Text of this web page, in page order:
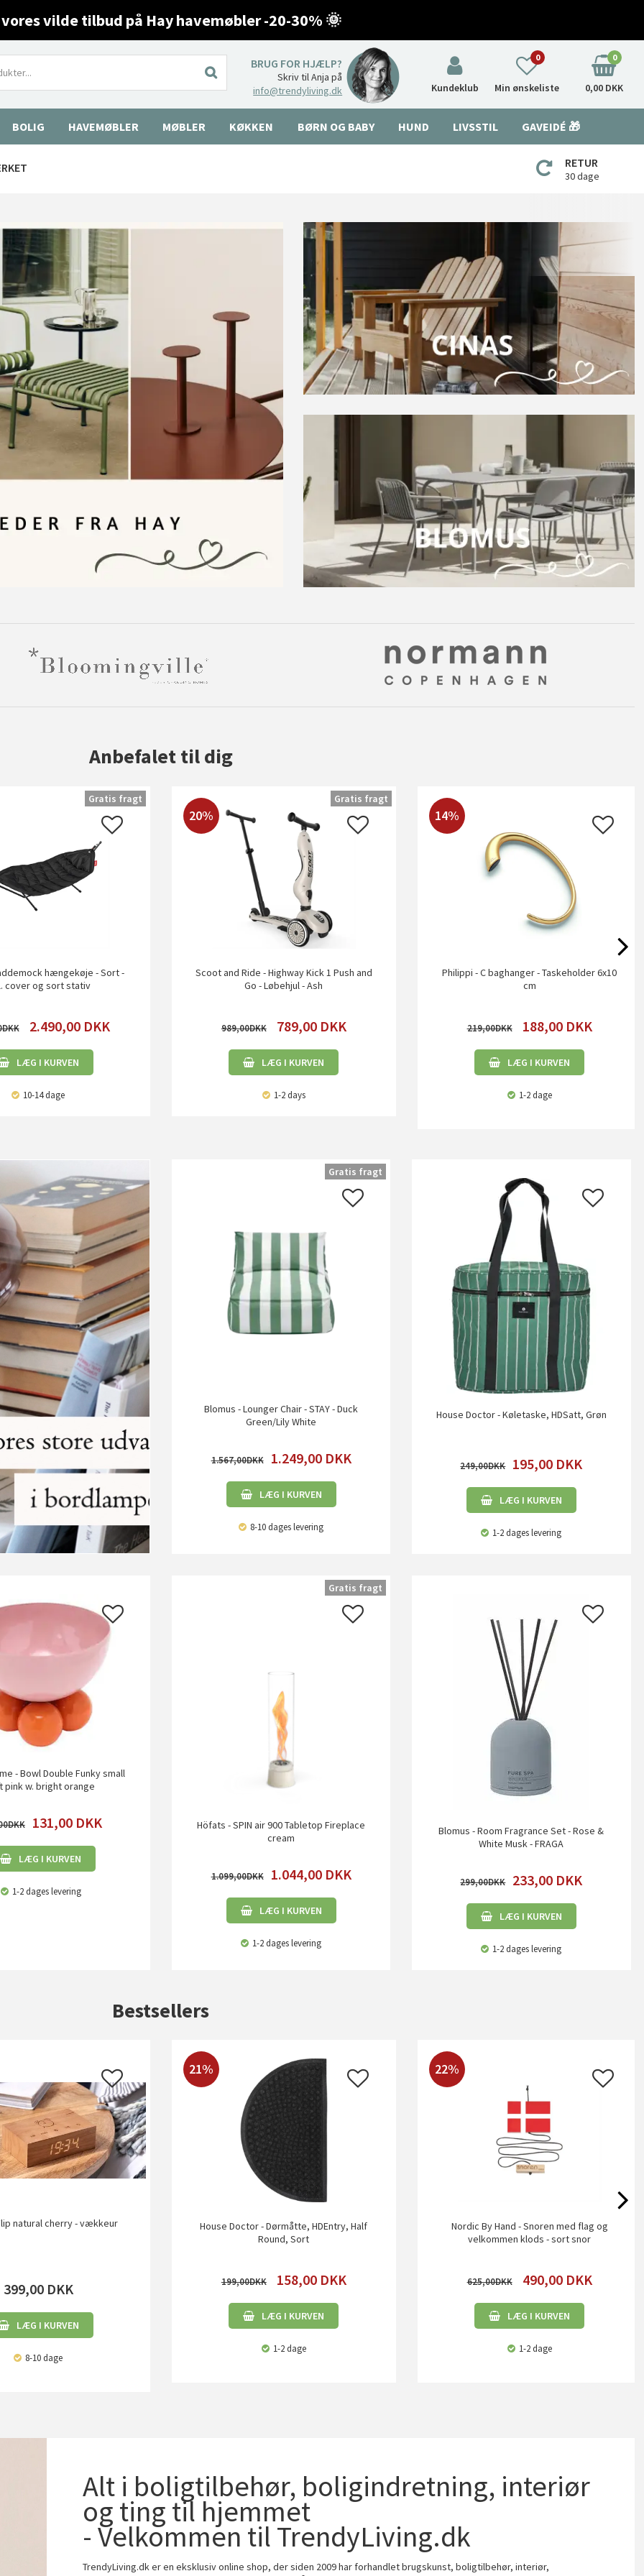
vores vilde tilbud på Hay havemøbler -20-30% 🌞
BRUG FOR HJÆLP?
Skriv til Anja på
info@trendyliving.dk
Kundeklub Min ønskeliste
0 0
0,00 DKK
BOLIG HAVEMØBLER MØBLER KØKKEN BØRN OG BABY HUND LIVSSTIL GAVEIDÉ 🎁
RETUR
30 dage
Anbefalet til dig
hængekøje - Sort -
cover og sort stativ
2.490,00 DKK
LÆG I KURVEN
10-14 dage
Gratis fragt
20%
Scoot and Ride - Highway Kick 1 Push and
Go - Løbehjul - Ash
989,00 789,00 DKK
LÆG I KURVEN
1-2 days
Gratis fragt
14%
Philippi - C baghanger - Taskeholder 6x10
cm
219,00 188,00 DKK
LÆG I KURVEN
1-2 dage
Blomus - Lounger Chair - STAY - Duck
Green/Lily White
1.567,00 1.249,00 DKK
LÆG I KURVEN
8-10 dages levering
Gratis fragt
House Doctor - Køletaske, HDSatt, Grøn
249,00 195,00 DKK
LÆG I KURVEN
1-2 dages levering
- Bowl Double Funky small
pink w. bright orange
131,00 DKK
LÆG I KURVEN
1-2 dages levering
Höfats - SPIN air 900 Tabletop Fireplace
cream
1.099,00 1.044,00 DKK
LÆG I KURVEN
1-2 dages levering
Gratis fragt
Blomus - Room Fragrance Set - Rose &
White Musk - FRAGA
299,00 233,00 DKK
LÆG I KURVEN
1-2 dages levering
Bestsellers
natural cherry - vækkeur
399,00 DKK
LÆG I KURVEN
8-10 dage
21%
House Doctor - Dørmåtte, HDEntry, Half
Round, Sort
199,00 158,00 DKK
LÆG I KURVEN
1-2 dage
22%
Nordic By Hand - Snoren med flag og
velkommen klods - sort snor
625,00 490,00 DKK
LÆG I KURVEN
1-2 dage
Alt i boligtilbehør, boligindretning, interiør
og ting til hjemmet
- Velkommen til TrendyLiving.dk
TrendyLiving.dk er en eksklusiv online shop, der siden 2009 har forhandlet brugskunst, boligtilbehør, interiør,